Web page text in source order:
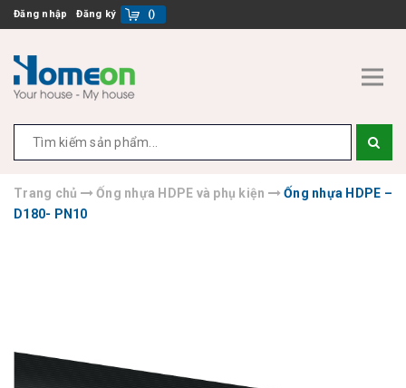
Đăng nhập Đăng ký ()
Trang chủ Ống nhựa HDPE và phụ kiện
Ống nhựa HDPE –
D180- PN10